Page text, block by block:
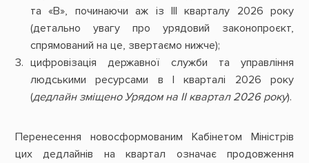
та «В», починаючи аж із ІІІ кварталу 2026 року
(детально увагу про урядовий законопроєкт,
спрямований на це, звертаємо нижче);
цифровізація державної служби та управління
людськими ресурсами в І кварталі 2026 року
(дедлайн зміщено Урядом на ІІ квартал 2026 року).
Перенесення новосформованим Кабінетом Міністрів
цих дедлайнів на квартал означає продовження